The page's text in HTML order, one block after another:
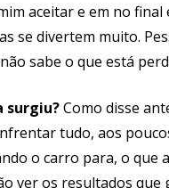
aceitar e em no
se divertem muito.
sabe o que está
surgiu?Como disse
tudo, aos
o carro para, o que
ver os resultados que